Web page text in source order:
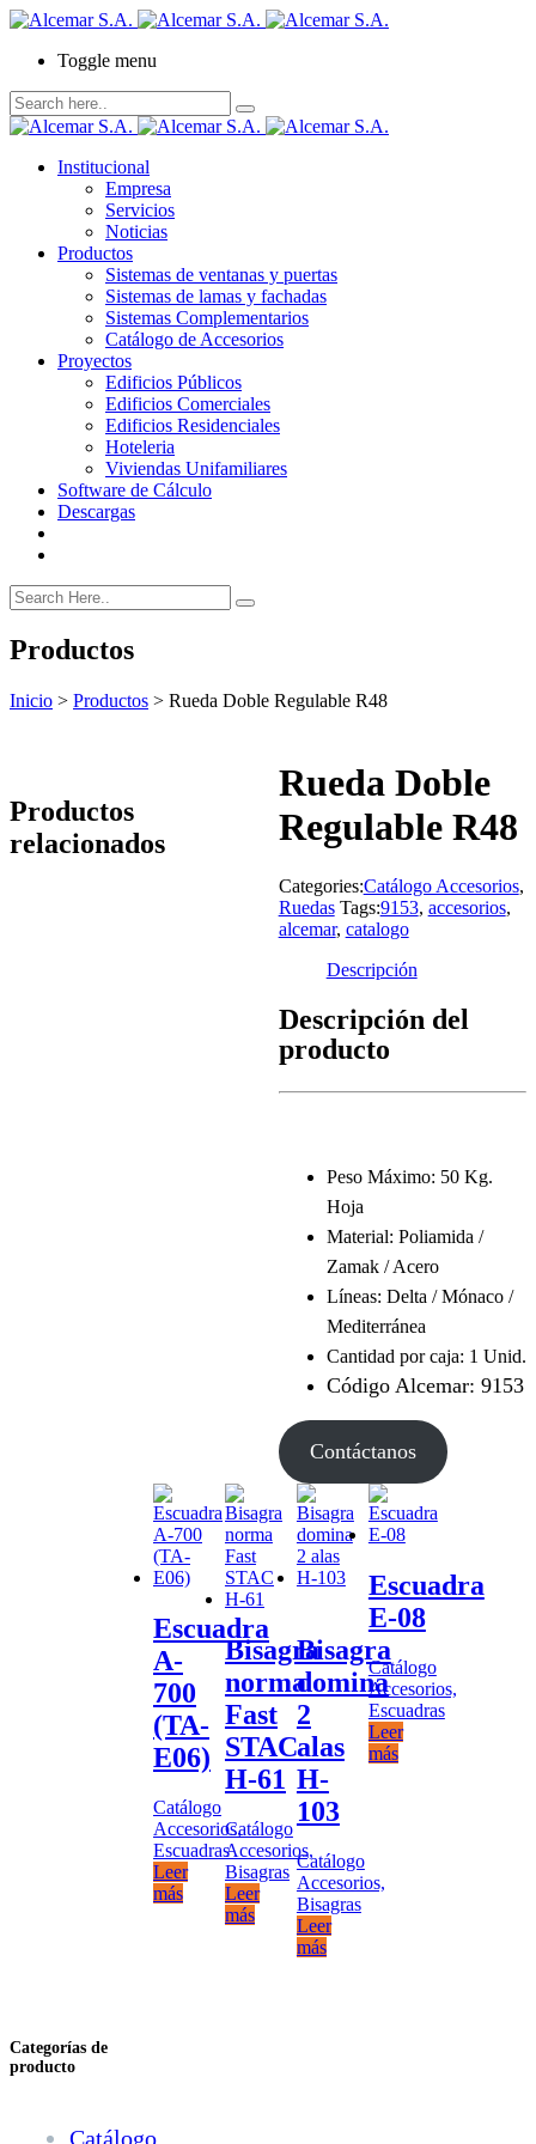
Toggle menu
Institucional
Empresa
Servicios
Noticias
Productos
Sistemas de ventanas y puertas
Sistemas de lamas y fachadas
Sistemas Complementarios
Catálogo de Accesorios
Proyectos
Edificios Públicos
Edificios Comerciales
Edificios Residenciales
Hoteleria
Viviendas Unifamiliares
Software de Cálculo
Descargas
Productos
Inicio > Productos > Rueda Doble Regulable R48
Rueda Doble
Regulable R48
Categories:Catálogo Accesorios,
Ruedas Tags:9153, accesorios,
alcemar, catalogo
Descripción
Descripción del
producto
Peso Máximo: 50 Kg.
Hoja
Material: Poliamida /
Zamak / Acero
Líneas: Delta / Mónaco /
Mediterránea
Cantidad por caja: 1 Unid.
Código Alcemar: 9153
Contáctanos
Productos
relacionados
Escuadra
A-
700
(TA-
E06)
Catálogo
Accesorios,
Escuadras
Leer
más
Bisagra
norma
Fast
STAC
H-61
Catálogo
Accesorios,
Bisagras
Leer
más
Bisagra
domina
2
alas
H-
103
Catálogo
Accesorios,
Bisagras
Leer
más
Escuadra
E-08
Catálogo
Accesorios,
Escuadras
Leer
más
Categorías de
producto
Catálogo